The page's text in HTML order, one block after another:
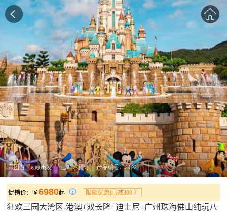
跟团游 | 太原出发 已21人预订 | 产品编号：2192
促销价：￥6980起 限额优惠|已减300 〉
狂欢三园大湾区-港澳+双长隆+迪士尼+广州珠海佛山纯玩八